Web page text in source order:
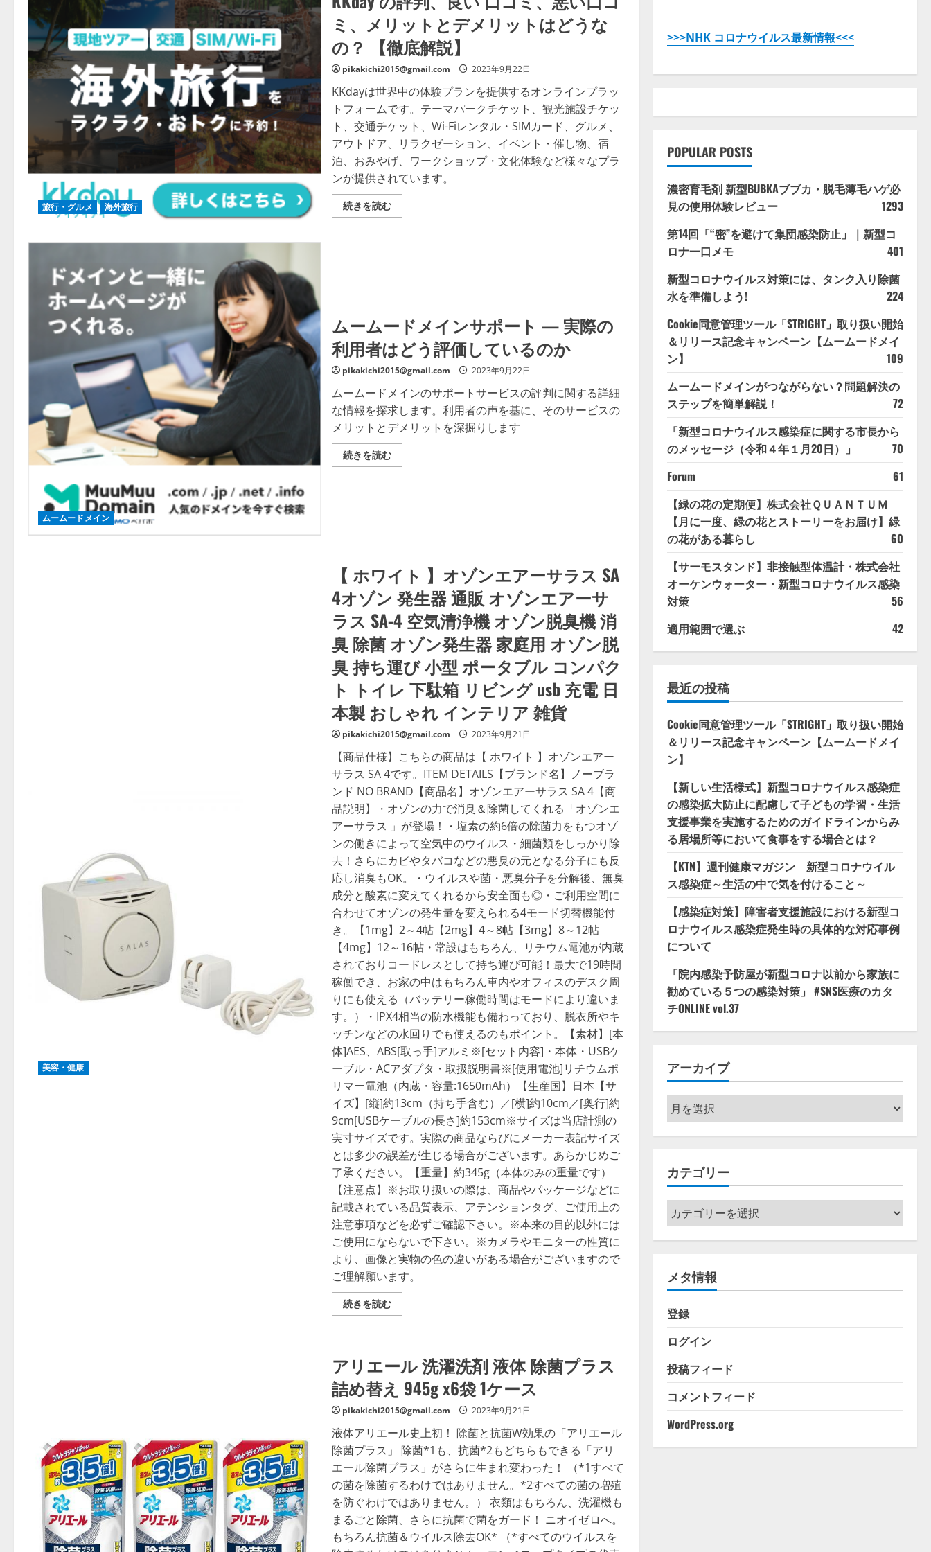
褒
美
に。
ふ
わ
姫
で
「な
り
た
い
自
分」
を
え
よ
う！
効
果
を
じ
い
ア
で
理
想
髪
へ！
の
詳
細
を
ご
旅行・グルメ 海外旅行
ミ、メリットとデメリットはどうな
の？ 【徹底解説】
pikakichi2015@gmail.com 2023年9月22日
KKdayは世界中の体験プランを提供するオンラインプラッ
トフォームです。テーマパークチケット、観光施設チケッ
ト、交通チケット、Wi-Fiレンタル・SIMカード、グルメ、
アウトドア、リラクゼーション、イベント・催し物、宿
泊、おみやげ、ワークショップ・文化体験など様々なプラ
ンが提供されています。
続きを読むKKday
の
コ
ミ、
メ
リ
ッ
ト
デ
メ
リ
ッ
ト
ど
う
な
覧
く
だ
さ
い
ムームードメイン
ムームードメインサポート — 実際の
利用者はどう評価しているのか
pikakichi2015@gmail.com 2023年9月22日
ムームードメインのサポートサービスの評判に関する詳細
な情報を探求します。利用者の声を基に、そのサービスの
メリットとデメリットを深掘りします
続きを読むム
ー
—
実
際
の
利
用
者
は
ど
う
評
価
し
て
い
る
の
か
詳
細
を
ご
覧
く
だ
さ
い
美容・健康
【 ホワイト 】オゾンエアーサラス SA
4オゾン 発生器 通販 オゾンエアーサ
ラス SA-4 空気清浄機 オゾン脱臭機 消
臭 除菌 オゾン発生器 家庭用 オゾン脱
臭 持ち運び 小型 ポータブル コンパク
ト トイレ 下駄箱 リビング usb 充電 日
本製 おしゃれ インテリア 雑貨
pikakichi2015@gmail.com 2023年9月21日
【商品仕様】こちらの商品は【 ホワイト 】オゾンエアー
サラス SA 4です。ITEM DETAILS【ブランド名】ノーブラ
ンド NO BRAND【商品名】オゾンエアーサラス SA 4【商
品説明】・オゾンの力で消臭＆除菌してくれる「オゾンエ
アーサラス 」が登場！・塩素の約6倍の除菌力をもつオゾ
ンの働きによって空気中のウイルス・細菌類をしっかり除
去！さらにカビやタバコなどの悪臭の元となる分子にも反
応し消臭もOK。・ウイルスや菌・悪臭分子を分解後、無臭
成分と酸素に変えてくれるから安全面も◎・ご利用空間に
合わせてオゾンの発生量を変えられる4モード切替機能付
き。【1mg】2～4帖【2mg】4～8帖【3mg】8～12帖
【4mg】12～16帖・常設はもちろん、リチウム電池が内蔵
されておりコードレスとして持ち運び可能！最大で19時間
稼働でき、お家の中はもちろん車内やオフィスのデスク周
りにも使える（バッテリー稼働時間はモードにより違いま
す。）・IPX4相当の防水機能も備わっており、脱衣所やキ
ッチンなどの水回りでも使えるのもポイント。【素材】[本
体]AES、ABS[取っ手]アルミ※[セット内容]・本体・USBケ
ーブル・ACアダプタ・取扱説明書※[使用電池]リチウムポ
リマー電池（内蔵・容量:1650mAh）【生産国】日本【サ
イズ】[縦]約13cm（持ち手含む）／[横]約10cm／[奥行]約
9cm[USBケーブルの長さ]約153cm※サイズは当店計測の
実寸サイズです。実際の商品ならびにメーカー表記サイズ
とは多少の誤差が生じる場合がございます。あらかじめご
了承ください。【重量】約345g（本体のみの重量です）
【注意点】※お取り扱いの際は、商品やパッケージなどに
記載されている品質表示、アテンションタグ、ご使用上の
注意事項などを必ずご確認下さい。※本来の目的以外には
ご使用にならないで下さい。※カメラやモニターの性質に
より、画像と実物の色の違いがある場合がございますので
ご理解願います。
続きを読む【
ホ
オ
ゾ
ン
エ
ア
ー
ラ
ス
SA
4
オ
ゾ
ン
発
生
器
通
販
オ
アリエール 洗濯洗剤 液体 除菌プラス
詰め替え 945g x6袋 1ケース
pikakichi2015@gmail.com 2023年9月21日
液体アリエール史上初！ 除菌と抗菌W効果の「アリエール
除菌プラス」 除菌*1も、抗菌*2もどちらもできる「アリ
エール除菌プラス」がさらに生まれ変わった！ （*1すべて
の菌を除菌するわけではありません。*2すべての菌の増殖
を防ぐわけではありません。） 衣類はもちろん、洗濯機も
まるごと除菌、さらに抗菌で菌をガード！ ニオイゼロへ。
もちろん抗菌＆ウイルス除去OK* （*すべてのウイルスを
>>>NHK コロナウイルス最新情報<<<
POPULAR POSTS
濃密育毛剤 新型BUBKAブブカ・脱毛薄毛ハゲ必
見の使用体験レビュー
1293
第14回「“密”を避けて集団感染防止」｜新型コ
ロナ一口メモ
401
新型コロナウイルス対策には、タンク入り除菌
水を準備しよう!
224
Cookie同意管理ツール「STRIGHT」取り扱い開始
＆リリース記念キャンペーン【ムームードメイ
ン】
109
ムームードメインがつながらない？問題解決の
ステップを簡単解説！
72
「新型コロナウイルス感染症に関する市長から
のメッセージ（令和４年１月20日）」
70
Forum
61
【緑の花の定期便】株式会社ＱＵＡＮＴＵＭ
【月に一度、緑の花とストーリーをお届け】緑
の花がある暮らし
60
【サーモスタンド】非接触型体温計・株式会社
オーケンウォーター・新型コロナウイルス感染
対策
56
適用範囲で選ぶ
42
最近の投稿
Cookie同意管理ツール「STRIGHT」取り扱い開始
＆リリース記念キャンペーン【ムームードメイ
ン】
【新しい生活様式】新型コロナウイルス感染症
の感染拡大防止に配慮して子どもの学習・生活
支援事業を実施するためのガイドラインからみ
る居場所等において食事をする場合とは？
【KTN】週刊健康マガジン 新型コロナウイル
ス感染症～生活の中で気を付けること～
【感染症対策】障害者支援施設における新型コ
ロナウイルス感染症発生時の具体的な対応事例
について
「院内感染予防屋が新型コロナ以前から家族に
勧めている５つの感染対策」 #SNS医療のカタ
チONLINE vol.37
アーカイブ
ア
ー
カ
ブ
カテゴリー
カ
テ
ゴ
ー
メタ情報
登録
ログイン
投稿フィード
コメントフィード
WordPress.org